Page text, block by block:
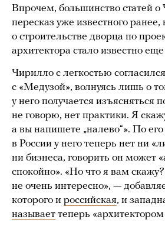
Впрочем, большинство статей
пересказ уже известного ранее,
о строительстве дворца по
архитектора стало известно
Чирилло с легкостью
с «Медузой», волнуясь лишь о
у него получается изъясняться
не говорю, нет практики. Я
а вы напишете „налево“». По
в России у него теперь нет ни
ни бизнеса, говорить он может
спокойно». «Но что я вам
не очень интересно», —
которого и российская, и
называет теперь